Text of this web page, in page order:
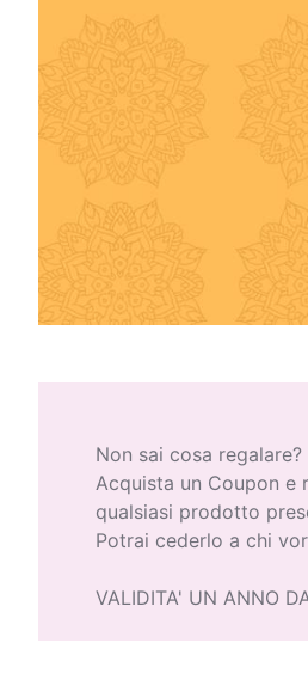
Non sai cosa regalare?
Acquista un Coupon e
qualsiasi prodotto
Potrai cederlo a chi
VALIDITA' UN ANNO